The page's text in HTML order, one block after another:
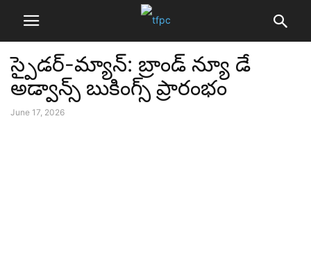
స్పైడర్-మ్యాన్: బ్రాండ్ న్యూ డే
అడ్వాన్స్ బుకింగ్స్ ప్రారంభం
June 17, 2026